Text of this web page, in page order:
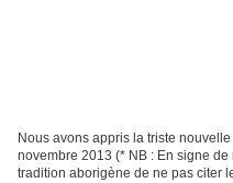
Nous avons appris la triste
novembre 2013 (* NB : En signe
tradition aborigène de ne pas citer